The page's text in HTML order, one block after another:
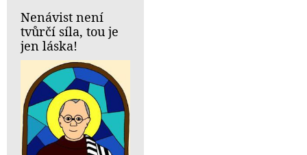
Nenávist není
tvůrčí síla, tou je
jen láska!